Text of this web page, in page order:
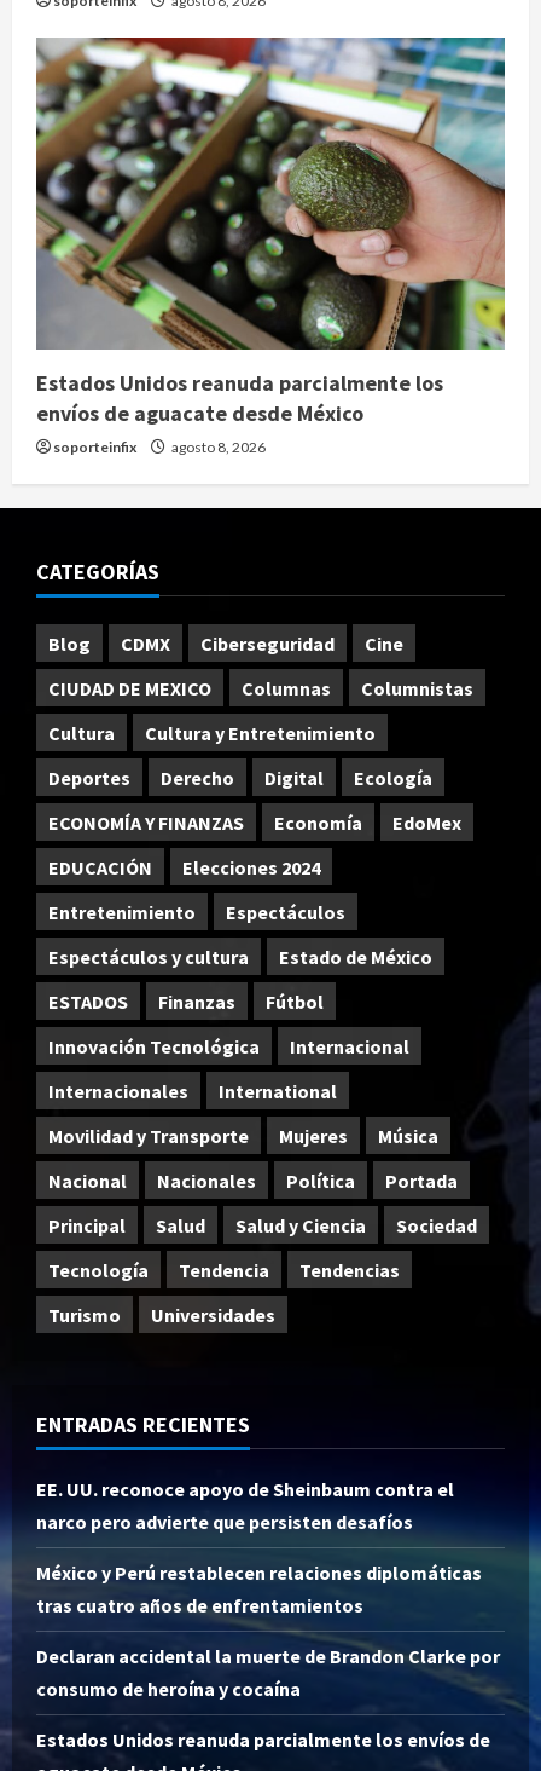
Estados Unidos reanuda parcialmente los
envíos de aguacate desde México
soporteinfix agosto 8, 2026
CATEGORÍAS
Blog CDMX Ciberseguridad
Cine
CIUDAD DE MEXICO
Columnas
Columnistas
Cultura
Cultura y Entretenimiento
Deportes
Derecho Digital
Ecología
ECONOMÍA Y FINANZAS
Economía
EdoMex
EDUCACIÓN
Elecciones 2024
Entretenimiento
Espectáculos
Espectáculos y cultura
Estado de México
ESTADOS
Finanzas
Fútbol
Innovación Tecnológica
Internacional
Internacionales
International
Movilidad y Transporte
Mujeres
Música
Nacional
Nacionales Política
Portada
Principal
Salud Salud y Ciencia
Sociedad
Tecnología
Tendencia
Tendencias
Turismo
Universidades
ENTRADAS RECIENTES
EE. UU. reconoce apoyo de Sheinbaum contra el
narco pero advierte que persisten desafíos
México y Perú restablecen relaciones diplomáticas
tras cuatro años de enfrentamientos
Declaran accidental la muerte de Brandon Clarke por
consumo de heroína y cocaína
Estados Unidos reanuda parcialmente los envíos de